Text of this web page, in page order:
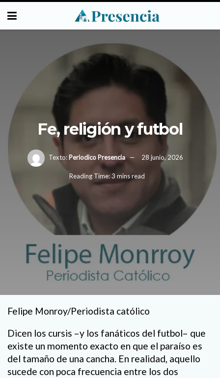
Fe, religión y futbol
Texto: Periodico Presencia 28 junio, 2026
Reading Time: 3 mins read
Felipe Monroy/Periodista católico
Dicen los cursis –y los fanáticos del futbol– que
existe un momento exacto en que el paraíso es
del tamaño de una cancha. En realidad, aquello
sucede con poca frecuencia entre los dos